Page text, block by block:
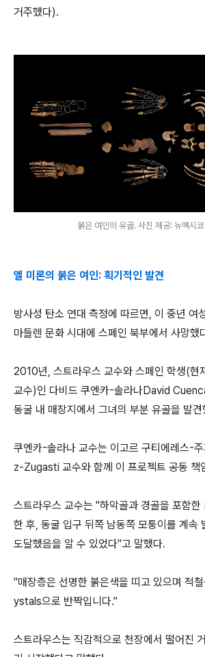
거주했다).
붉은 여인의 유골. 사진 제공: 뉴멕시
엘 미론의 붉은 여인: 획기적인 발견
방사성 탄소 연대 측정에 따르면, 이 중년 여
마들렌 문화 시대에 스페인 북부에서 사망했
2010년, 스트라우스 교수와 스페인 학생(현
교수)인 다비드 쿠엔카-솔라나David
동굴 내 매장지에서 그녀의 부분 유골을 발견
쿠엔카-솔라나 교수는 이고르 구티에레스-
z-Zugasti 교수와 함께 이 프로젝트 공동 책
스트라우스 교수는 "하악골과 경골을 포함한
한 후, 동굴 입구 뒤쪽 남동쪽 모퉁이를 계속
도달했음을 알 수 있었다"고 말했다.
"매장층은 선명한 붉은색을 띠고 있으며 적
ystals으로 반짝입니다."
스트라우스는 직감적으로 천장에서 떨어진